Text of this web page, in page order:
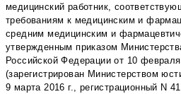
медицинский работник,
требованиям к медицинским и
средним медицинским и
утвержденным приказом
Российской Федерации от 10
(зарегистрирован Министерством
9 марта 2016 г., регистрационный N